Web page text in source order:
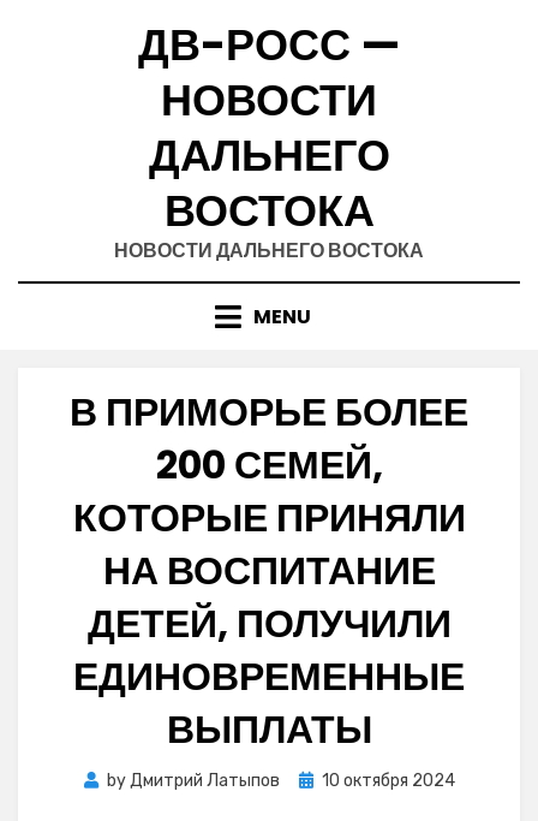
ДВ-РОСС —
НОВОСТИ
ДАЛЬНЕГО
ВОСТОКА
НОВОСТИ ДАЛЬНЕГО ВОСТОКА
MENU
В ПРИМОРЬЕ БОЛЕЕ
200 СЕМЕЙ,
КОТОРЫЕ ПРИНЯЛИ
НА ВОСПИТАНИЕ
ДЕТЕЙ, ПОЛУЧИЛИ
ЕДИНОВРЕМЕННЫЕ
ВЫПЛАТЫ
byДмитрий Латыпов
Posted
10 октября 2024